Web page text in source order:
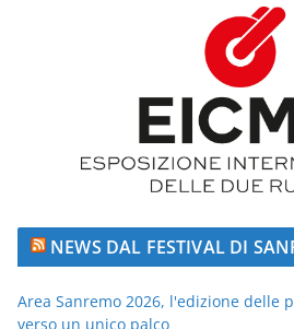
NEWS DAL FESTIVAL DI
Area Sanremo 2026, l'edizione delle
verso un unico palco